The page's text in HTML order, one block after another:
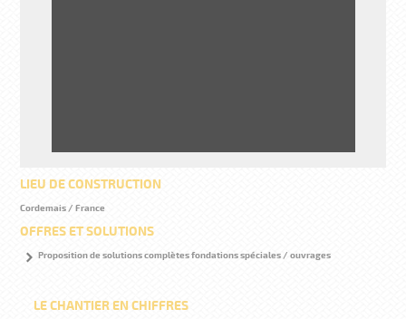
LIEU DE CONSTRUCTION
Cordemais / France
OFFRES ET SOLUTIONS
Proposition de solutions complètes fondations spéciales / ouvrages
LE CHANTIER EN CHIFFRES